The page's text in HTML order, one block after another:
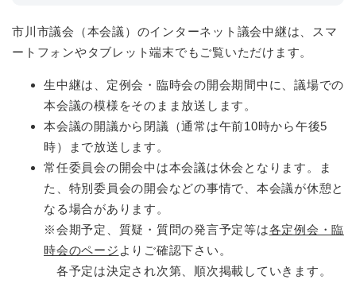
市川市議会（本会議）のインターネット議会中継は、スマ
ートフォンやタブレット端末でもご覧いただけます。
生中継は、定例会・臨時会の開会期間中に、議場での
本会議の模様をそのまま放送します。
本会議の開議から閉議（通常は午前10時から午後5
時）まで放送します。
常任委員会の開会中は本会議は休会となります。ま
た、特別委員会の開会などの事情で、本会議が休憩と
なる場合があります。
※会期予定、質疑・質問の発言予定等は各定例会・臨
時会のページ よりご確認下さい。
各予定は決定され次第、順次掲載していきます。